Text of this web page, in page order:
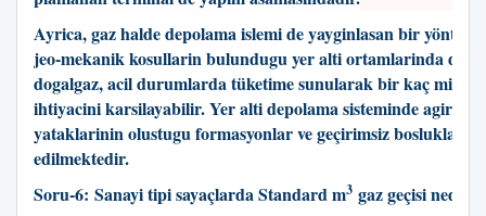
Ayrica, gaz halde depolama islemi de yayginlasan bir
jeo-mekanik kosullarin bulundugu yer alti ortamlarinda
dogalgaz, acil durumlarda tüketime sunularak bir kaç milyar
ihtiyacini karsilayabilir. Yer alti depolama sisteminde
yataklarinin olustugu formasyonlar ve geçirimsiz bosluklar
edilmektedir.
Soru-6: Sanayi tipi sayaçlarda Standard m3 gaz geçisi nedir?